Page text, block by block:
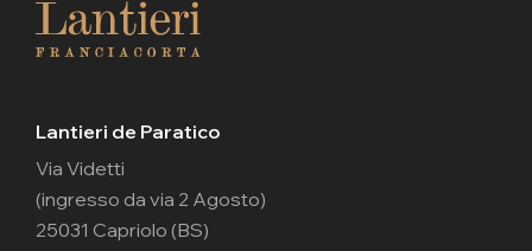
Lantieri de Paratico
Via Videtti
(ingresso da via 2 Agosto)
25031 Capriolo (BS)